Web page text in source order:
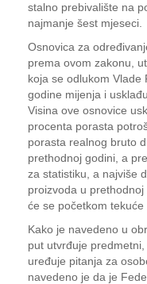
stalno prebivalište na
najmanje šest mjeseci.
Osnovica za
prema ovom zakonu,
koja se odlukom Vlade
godine mijenja i
Visina ove osnovice
procenta porasta
porasta realnog bruto
prethodnoj godini, a
za statistiku, a najviše
proizvoda u
će se početkom tekuće
Kako je navedeno u
put utvrđuje
uređuje pitanja za
navedeno je da je